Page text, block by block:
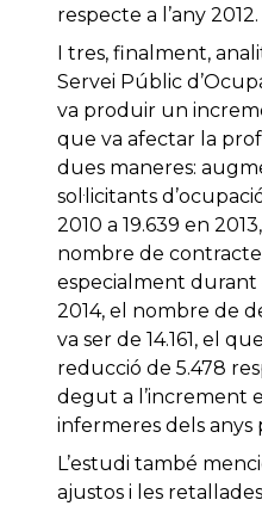
respecte a l’any 2012.
I tres, finalment,
Servei Públic
va produir un
que va afectar la
dues maneres:
sol·licitants
2010 a 19.639 en
nombre de
especialment durant
2014, el nombre de
va ser de 14.161, el
reducció de 5.478
degut a l’increment
infermeres dels anys
L’estudi també
ajustos i les